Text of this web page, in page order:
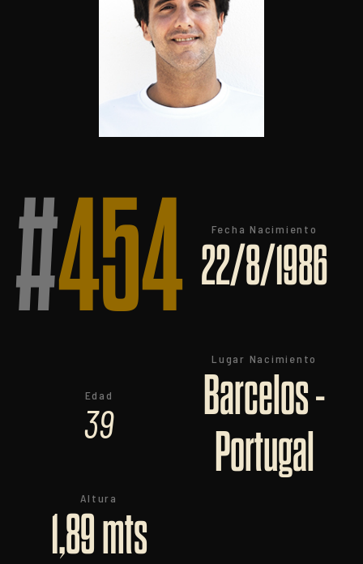
#454 Fecha Nacimiento
22/8/1986
Edad
39
Lugar Nacimiento
Barcelos -
Portugal
Altura
1,89 mts